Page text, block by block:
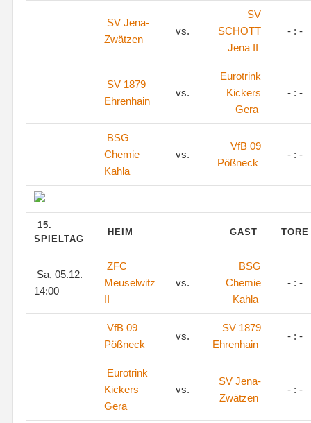
SV Jena-
Zwätzen
vs.
SV
SCHOTT
Jena II
- : -
SV 1879
Ehrenhain
vs.
Eurotrink
Kickers
Gera
- : -
BSG
Chemie
Kahla
vs.
VfB 09
Pößneck
- : -
15.
SPIELTAG
HEIM GAST
Sa, 05.12.
14:00
ZFC
Meuselwitz
II
vs.
BSG
Chemie
Kahla
- : -
VfB 09
Pößneck
vs.
SV 1879
Ehrenhain
- : -
Eurotrink
Kickers
Gera
vs.
SV Jena-
Zwätzen
- : -